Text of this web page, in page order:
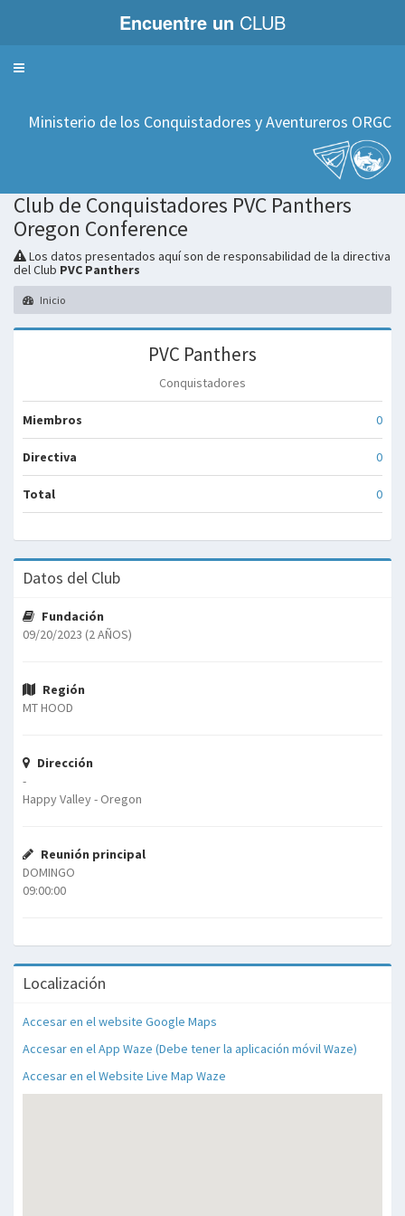
Encuentre un CLUB
Servicios
Ministerio de los Conquistadores y Aventureros ORGC
Club de Conquistadores PVC Panthers
Oregon Conference
Los datos presentados aquí son de responsabilidad de la directiva
del Club PVC Panthers
Inicio
PVC Panthers
Conquistadores
Miembros 0
Directiva 0
Total 0
Datos del Club
Fundación
09/20/2023 (2 AÑOS)
Región
MT HOOD
Dirección
-
Happy Valley - Oregon
Reunión principal
DOMINGO
09:00:00
Localización
Accesar en el website Google Maps
Accesar en el App Waze (Debe tener la aplicación móvil Waze)
Accesar en el Website Live Map Waze